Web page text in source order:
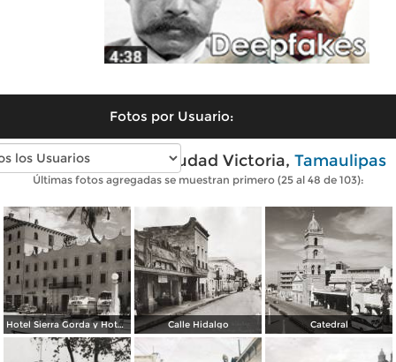
Fotos por Usuario:
Fotos antiguas de Ciudad Victoria, Tamaulipas
Últimas fotos agregadas se muestran primero (25 al 48 de 103):
Hotel Sierra Gorda y Hotel Los Monteros Calle Hidalgo Catedral